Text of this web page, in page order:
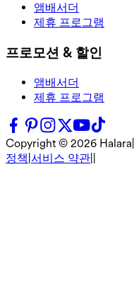
앰배서더
제휴 프로그램
프로모션 & 할인
앰배서더
제휴 프로그램
Copyright © 2026 Halara
정책 서비스 약관